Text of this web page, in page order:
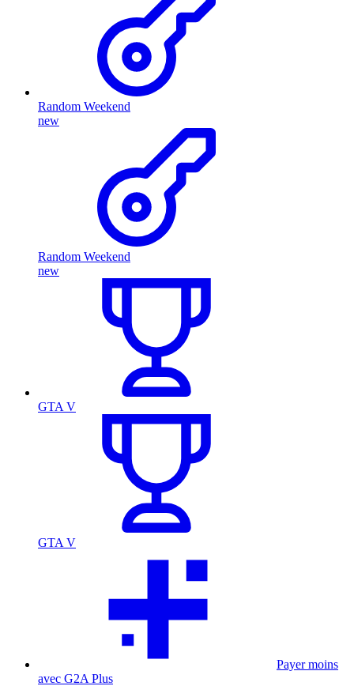
Random Weekend
new
Random Weekend
new
GTA V
GTA V
Payer moins
avec G2A Plus